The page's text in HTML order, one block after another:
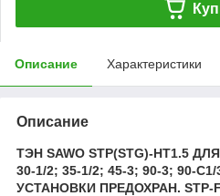
Описание Характеристики
Описание
ТЭН SAWO STP(STG)-HT1.5
30-1/2; 35-1/2; 45-3; 90-3; 90-
УСТАНОВКИ ПРЕДОХРАН. STP-